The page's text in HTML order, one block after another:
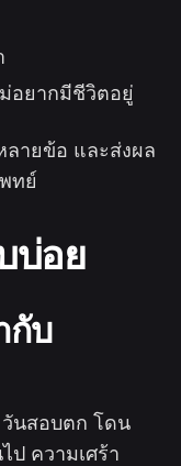
อยากมีชีวิตอยู่
ลายข้อ และส่งผล
ทย์
บ่อย
กับ
วันสอบตก โดน
ป ความเศร้า